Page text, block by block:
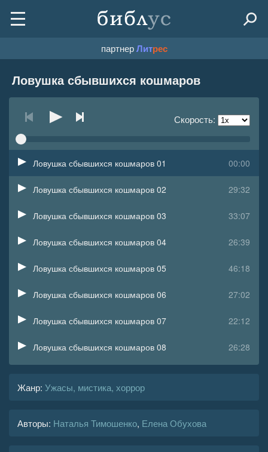
партнерЛитрес
Ловушка сбывшихся кошмаров
Скорость:
00:00
Ловушка сбывшихся кошмаров 01
29:32
Ловушка сбывшихся кошмаров 02
33:07
Ловушка сбывшихся кошмаров 03
26:39
Ловушка сбывшихся кошмаров 04
46:18
Ловушка сбывшихся кошмаров 05
27:02
Ловушка сбывшихся кошмаров 06
22:12
Ловушка сбывшихся кошмаров 07
26:28
Ловушка сбывшихся кошмаров 08
Ловушка сбывшихся кошмаров 11
Жанр: Ужасы, мистика, хоррор
Авторы: Наталья Тимошенко, Елена Обухова